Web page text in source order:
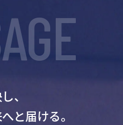
、
と届ける。